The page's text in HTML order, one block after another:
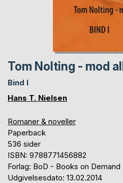
Tom Nolting - mod
Bind I
Hans T. Nielsen
Romaner & noveller
Paperback
536 sider
ISBN: 9788771456882
Forlag: BoD - Books on Demand
Udgivelsesdato: 13.02.2014